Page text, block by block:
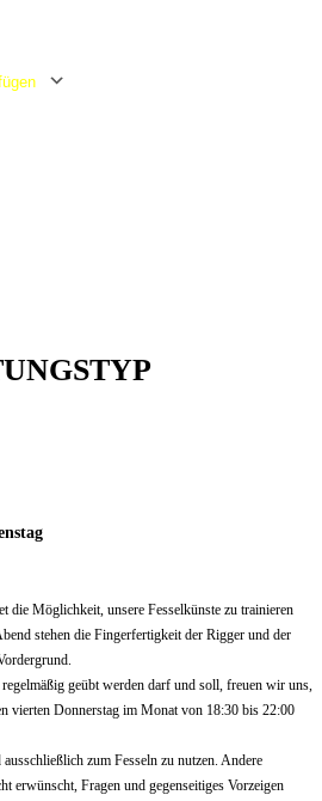
die Möglichkeit, unsere Fesselkünste zu trainieren
stehen die Fingerfertigkeit der Rigger und der
geübt werden darf und soll, freuen wir uns,
vierten Donnerstag im Monat von 18:30 bis 22:00
zum Fesseln zu nutzen. Andere
erwünscht, Fragen und gegenseitiges Vorzeigen